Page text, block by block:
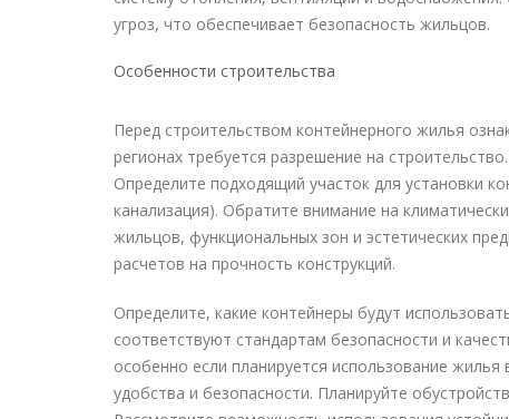
угроз, что обеспечивает безопасность жильцов.
Особенности строительства
Перед строительством контейнерного жилья
регионах требуется разрешение на
Определите подходящий участок для установки
канализация). Обратите внимание на
жильцов, функциональных зон и эстетических
расчетов на прочность конструкций.
Определите, какие контейнеры будут
соответствуют стандартам безопасности и
особенно если планируется использование
удобства и безопасности. Планируйте